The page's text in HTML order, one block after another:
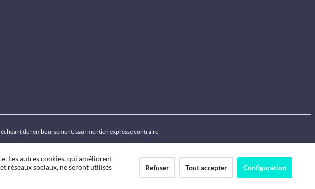
échéant de remboursement, sauf mention expresse contraire
Les autres cookies, qui améliorent
réseaux sociaux, ne seront utilisés
Refuser Tout accepter Configuration